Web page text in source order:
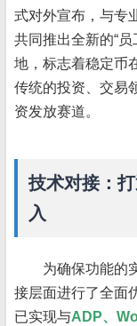
式对外宣布，与专
共同推出全新的“
地，标志着稳定币
传统的投资、交易
资发放赛道。
技术对接：
入
为确保功能的
接层面进行了全面
已实现与ADP、